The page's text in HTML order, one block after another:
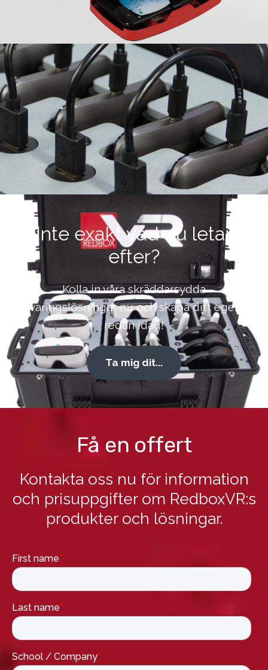
Inte exakt vad du letar
efter?
Kolla in våra skräddarsydda
förvaringslösningar nu och skapa ditt eget kit
redan idag!
Ta mig dit...
Få en offert
Kontakta oss nu för information
och prisuppgifter om RedboxVR:s
produkter och lösningar.